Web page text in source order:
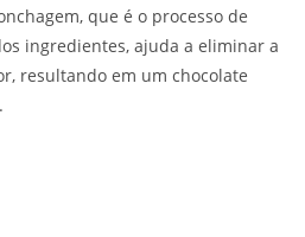
que é o processo de
ingredientes, ajuda a eliminar a
resultando em um chocolate